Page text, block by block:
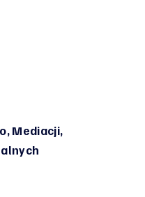
Mediacji,